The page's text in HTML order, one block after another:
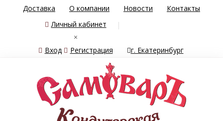
Доставка О компании Новости
Контакты
Личный кабинет
×
Вход
Регистрация г. Екатеринбург